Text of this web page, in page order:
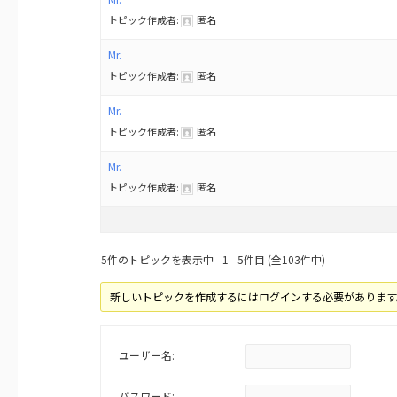
トピック作成者: 匿名
Mr.
トピック作成者: 匿名
Mr.
トピック作成者: 匿名
Mr.
トピック作成者: 匿名
5件のトピックを表示中 - 1 - 5件目 (全103件中)
新しいトピックを作成するにはログインする必要があります
ユーザー名: